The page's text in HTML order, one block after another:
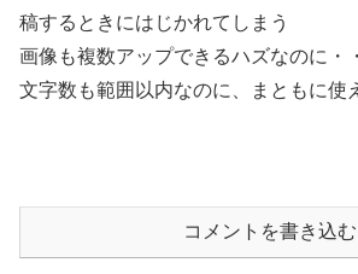
稿するときにはじかれてしまう
画像も複数アップできるハズなのに・
文字数も範囲以内なのに、まともに使
コメントを書き込む